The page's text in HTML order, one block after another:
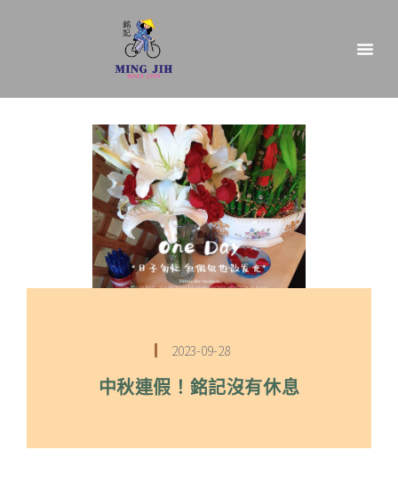
2023-09-28
中秋連假！銘記沒有休息